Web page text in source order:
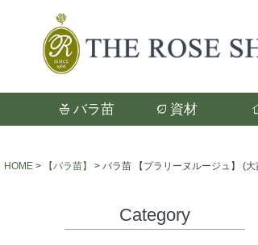
バラ苗 資材
HOME 【バラ苗】 バラ苗 【プラリーヌルージュ】 (
Category